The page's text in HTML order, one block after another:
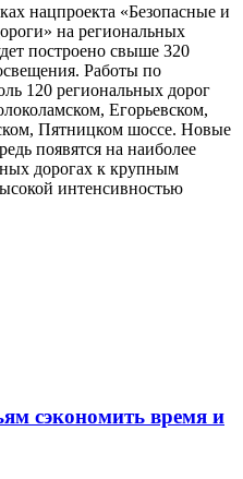
нацпроекта «Безопасные и
на региональных
построено свыше 320
Работы по
120 региональных дорог
Егорьевском,
Пятницком шоссе. Новые
появятся на наиболее
дорогах к крупным
интенсивностью
сэкономить время и